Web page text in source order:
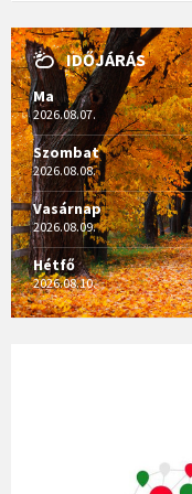
IDŐJÁRÁS
Ma
2026.08.07.
Szombat
2026.08.08.
Vasárnap
2026.08.09.
Hétfő
2026.08.10.